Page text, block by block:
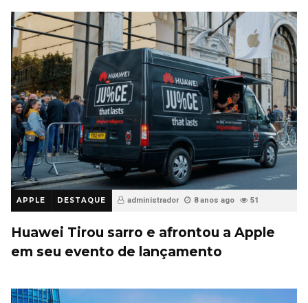
APPLE DESTAQUE administrador 8 anos ago 51
Huawei Tirou sarro e afrontou a Apple
em seu evento de lançamento